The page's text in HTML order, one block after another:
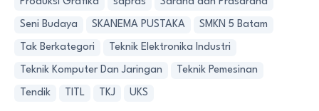
Seni Budaya SKANEMA PUSTAKA SMKN 5 Batam
Tak Berkategori Teknik Elektronika Industri
Teknik Komputer Dan Jaringan Teknik Pemesinan
Tendik TITL TKJ UKS